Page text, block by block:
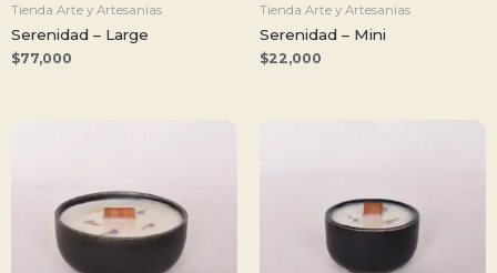
Tienda Arte y Artesanías
Serenidad – Large
$77,000
Tienda Arte y Artesanías
Serenidad – Mini
$22,000